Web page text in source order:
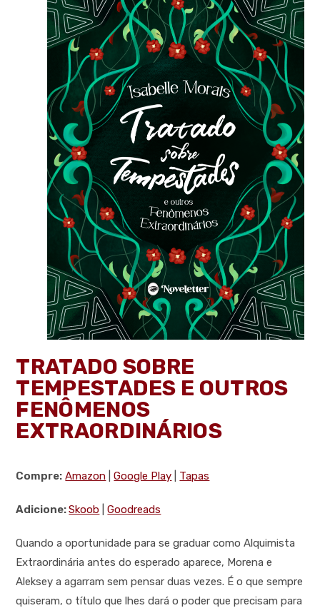
TRATADO SOBRE
TEMPESTADES E OUTROS
FENÔMENOS
EXTRAORDINÁRIOS
Compre: Amazon |Google Play Tapas
Adicione:Skoob |Goodreads
Quando a oportunidade para se graduar como Alquimista
Extraordinária antes do esperado aparece, Morena e
Aleksey a agarram sem pensar duas vezes. É o que sempre
quiseram, o título que lhes dará o poder que precisam para